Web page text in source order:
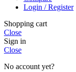
Login / Register
Shopping cart
Close
Sign in
Close
No account yet?